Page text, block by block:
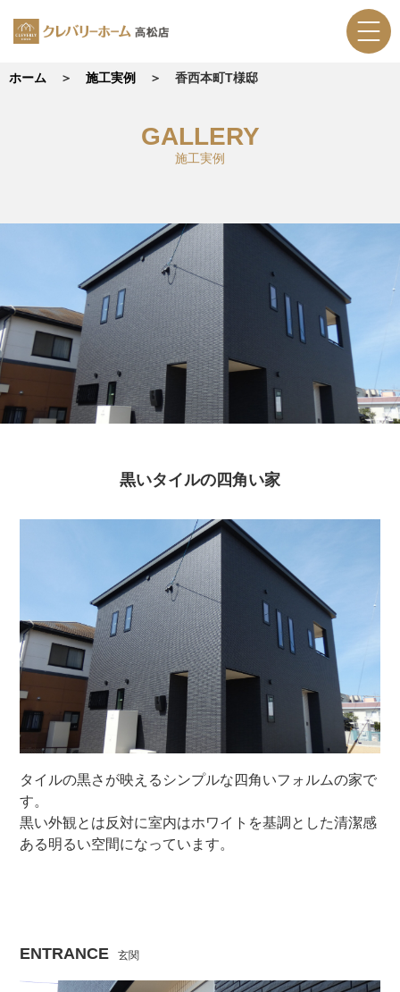
ホーム 施工実例 香西本町T様邸
GALLERY
施工実例
黒いタイルの四角い家
タイルの黒さが映えるシンプルな四角いフォルムの家で
す。
黒い外観とは反対に室内はホワイトを基調とした清潔感
ある明るい空間になっています。
ENTRANCE 玄関